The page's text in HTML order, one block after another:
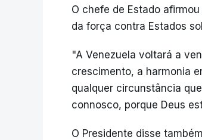
O chefe de Estado
da força contra Estados
"A Venezuela voltará a
crescimento, a harmonia
qualquer circunstância
connosco, porque Deus
O Presidente disse